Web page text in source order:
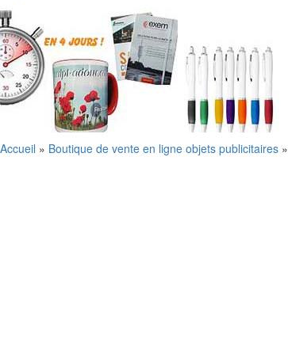
Accueil » Boutique de vente en ligne objets publicitaires »